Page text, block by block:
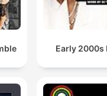
Early 2000s